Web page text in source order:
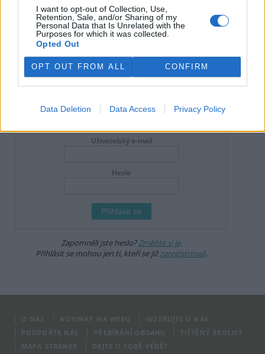
I want to opt-out of Collection, Use,
Retention, Sale, and/or Sharing of my
Personal Data that Is Unrelated with the
Purposes for which it was collected.
Opted Out
OPT OUT FROM ALL CONFIRM
Data Deletion Data Access Privacy Policy
reklama
Online diskuse
Uživatelský e-mail
Heslo
Zapomněli jste heslo?Změňte si je.
Přihlásit se mohou jen ti, kteří se jižzaregistrovali.
O NÁS NOVINKY NA WEBU
INZERUJTE U NÁS
PODPOŘTE NÁS
PŘEBÍRÁNÍ OBSAHU
TIŠTĚNÝ EKOLIST
MAPA STRÁNEK
DEJTE O SOBĚ VĚDĚT